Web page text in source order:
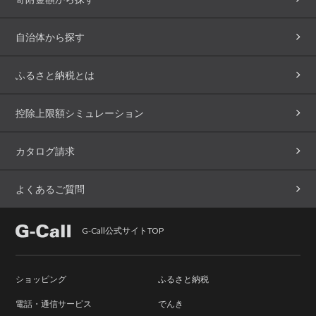
自治体から探す
ふるさと納税とは
控除上限額シミュレーション
カタログ請求
よくあるご質問
G-Call公式サイトTOP
ショッピング ふるさと納税
電話・通信サービス でんき